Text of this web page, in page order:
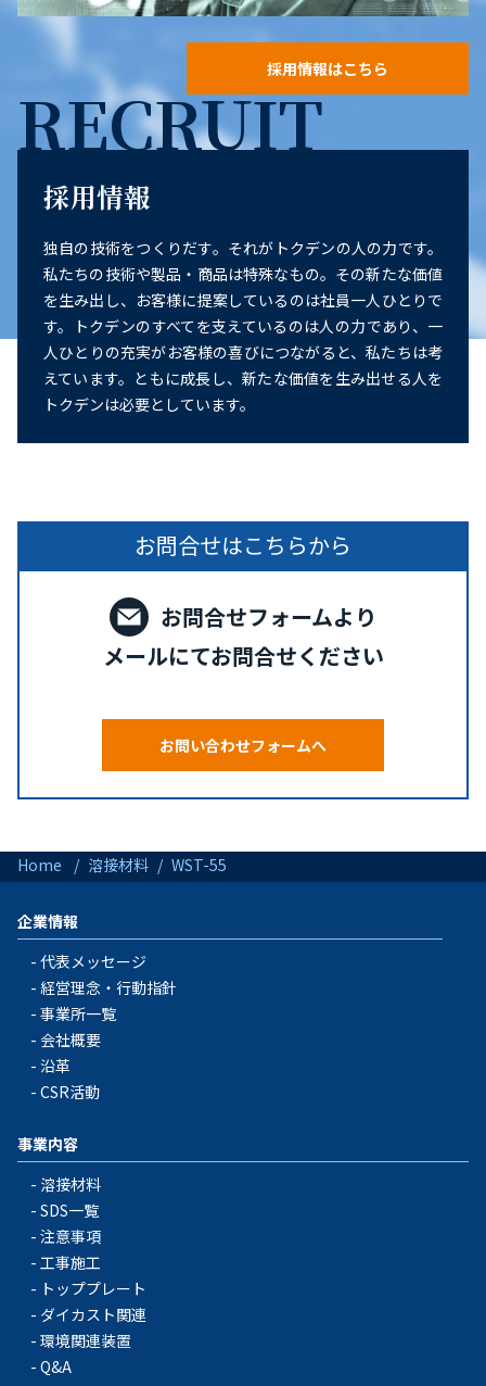
採用情報はこちら
RECRUIT
採用情報
独自の技術をつくりだす。それがトクデンの人の力です。
私たちの技術や製品・商品は特殊なもの。その新たな価値
を生み出し、お客様に提案しているのは社員一人ひとりで
す。トクデンのすべてを支えているのは人の力であり、一
人ひとりの充実がお客様の喜びにつながると、私たちは考
えています。ともに成長し、新たな価値を生み出せる人を
トクデンは必要としています。
お問合せはこちらから
お問合せフォームより
メールにてお問合せください
お問い合わせフォームへ
Home 溶接材料 WST-55
企業情報
代表メッセージ
経営理念・行動指針
事業所一覧
会社概要
沿革
CSR活動
事業内容
溶接材料
SDS一覧
注意事項
工事施工
トッププレート
ダイカスト関連
環境関連装置
Q&A